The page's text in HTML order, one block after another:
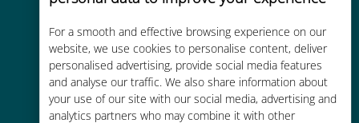
For a smooth and effective browsing experience on our
website, we use cookies to personalise content, deliver
personalised advertising, provide social media features
and analyse our traffic. We also share information about
your use of our site with our social media, advertising and
analytics partners who may combine it with other
Kostengünstig
Bis zu 90 % günstiger als Roaming-
Gebühren bei Ihrem bisherigen
Anbieter